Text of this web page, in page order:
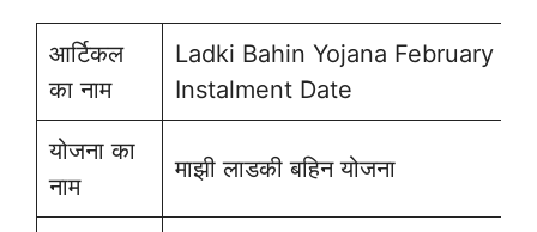
आर्टिकल
का नाम
Ladki Bahin Yojana February
Instalment Date
योजना का
नाम
माझी लाडकी बहिन योजना